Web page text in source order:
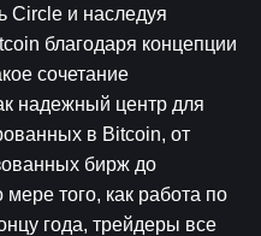
Circle и наследуя
благодаря концепции
сочетание
надежный центр для
в Bitcoin, от
бирж до
того, как работа по
года, трейдеры все